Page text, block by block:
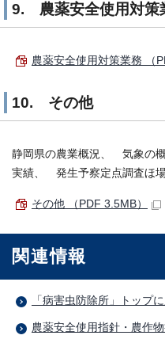
9. 農薬安全使用対策
農薬安全使用対策業務 （
10. その他
静岡県の農業概況、 気象の
実績、 発生予察定点調査ほ
その他 （PDF 3.5MB）
関連情報
「病害虫防除所」トップ
農薬安全使用指針・農作